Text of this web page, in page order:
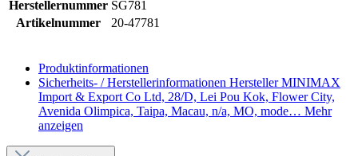
Herstellernummer SG781
Artikelnummer
20-47781
Produktinformationen
Sicherheits- / Herstellerinformationen Hersteller MINIMAX
Import & Export Co Ltd, 28/D, Lei Pou Kok, Flower City,
Avenida Olimpica, Taipa, Macau, n/a, MO, mode… Mehr
anzeigen